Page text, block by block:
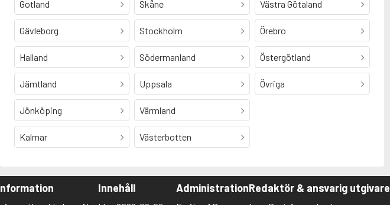
Gotland
Gävleborg
Halland
Jämtland
Jönköping
Kalmar
Skåne
Stockholm
Södermanland
Uppsala
Värmland
Västerbotten
Västra Götaland
Örebro
Östergötland
Övriga
Innehåll AdministrationRedaktör & ansvarig utgivare